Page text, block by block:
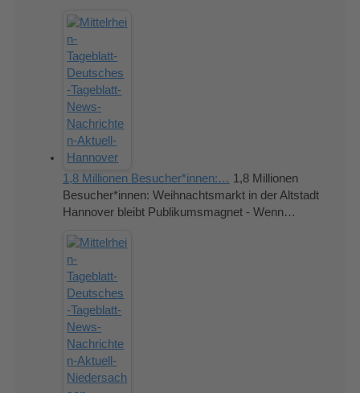
1,8 Millionen Besucher*innen:… 1,8 Millionen
Besucher*innen: Weihnachtsmarkt in der Altstadt
Hannover bleibt Publikumsmagnet - Wenn…